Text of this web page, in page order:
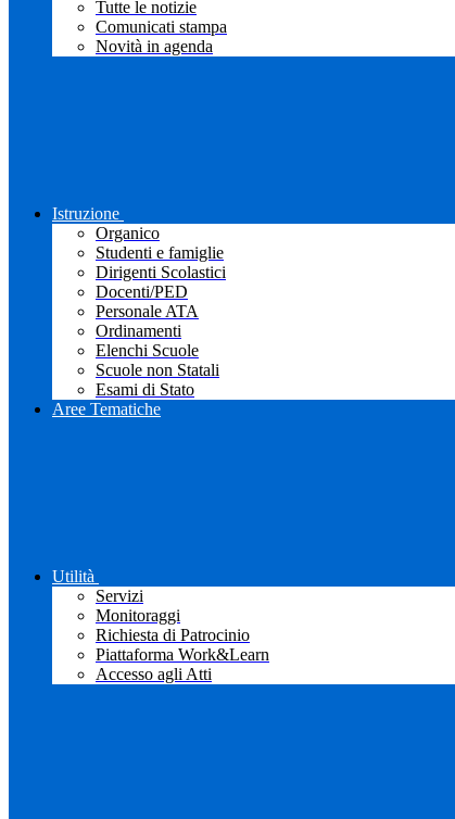
Tutte le notizie
Comunicati stampa
Novità in agenda
Istruzione
Organico
Studenti e famiglie
Dirigenti Scolastici
Docenti/PED
Personale ATA
Ordinamenti
Elenchi Scuole
Scuole non Statali
Esami di Stato
Aree Tematiche
Utilità
Servizi
Monitoraggi
Richiesta di Patrocinio
Piattaforma Work&Learn
Accesso agli Atti